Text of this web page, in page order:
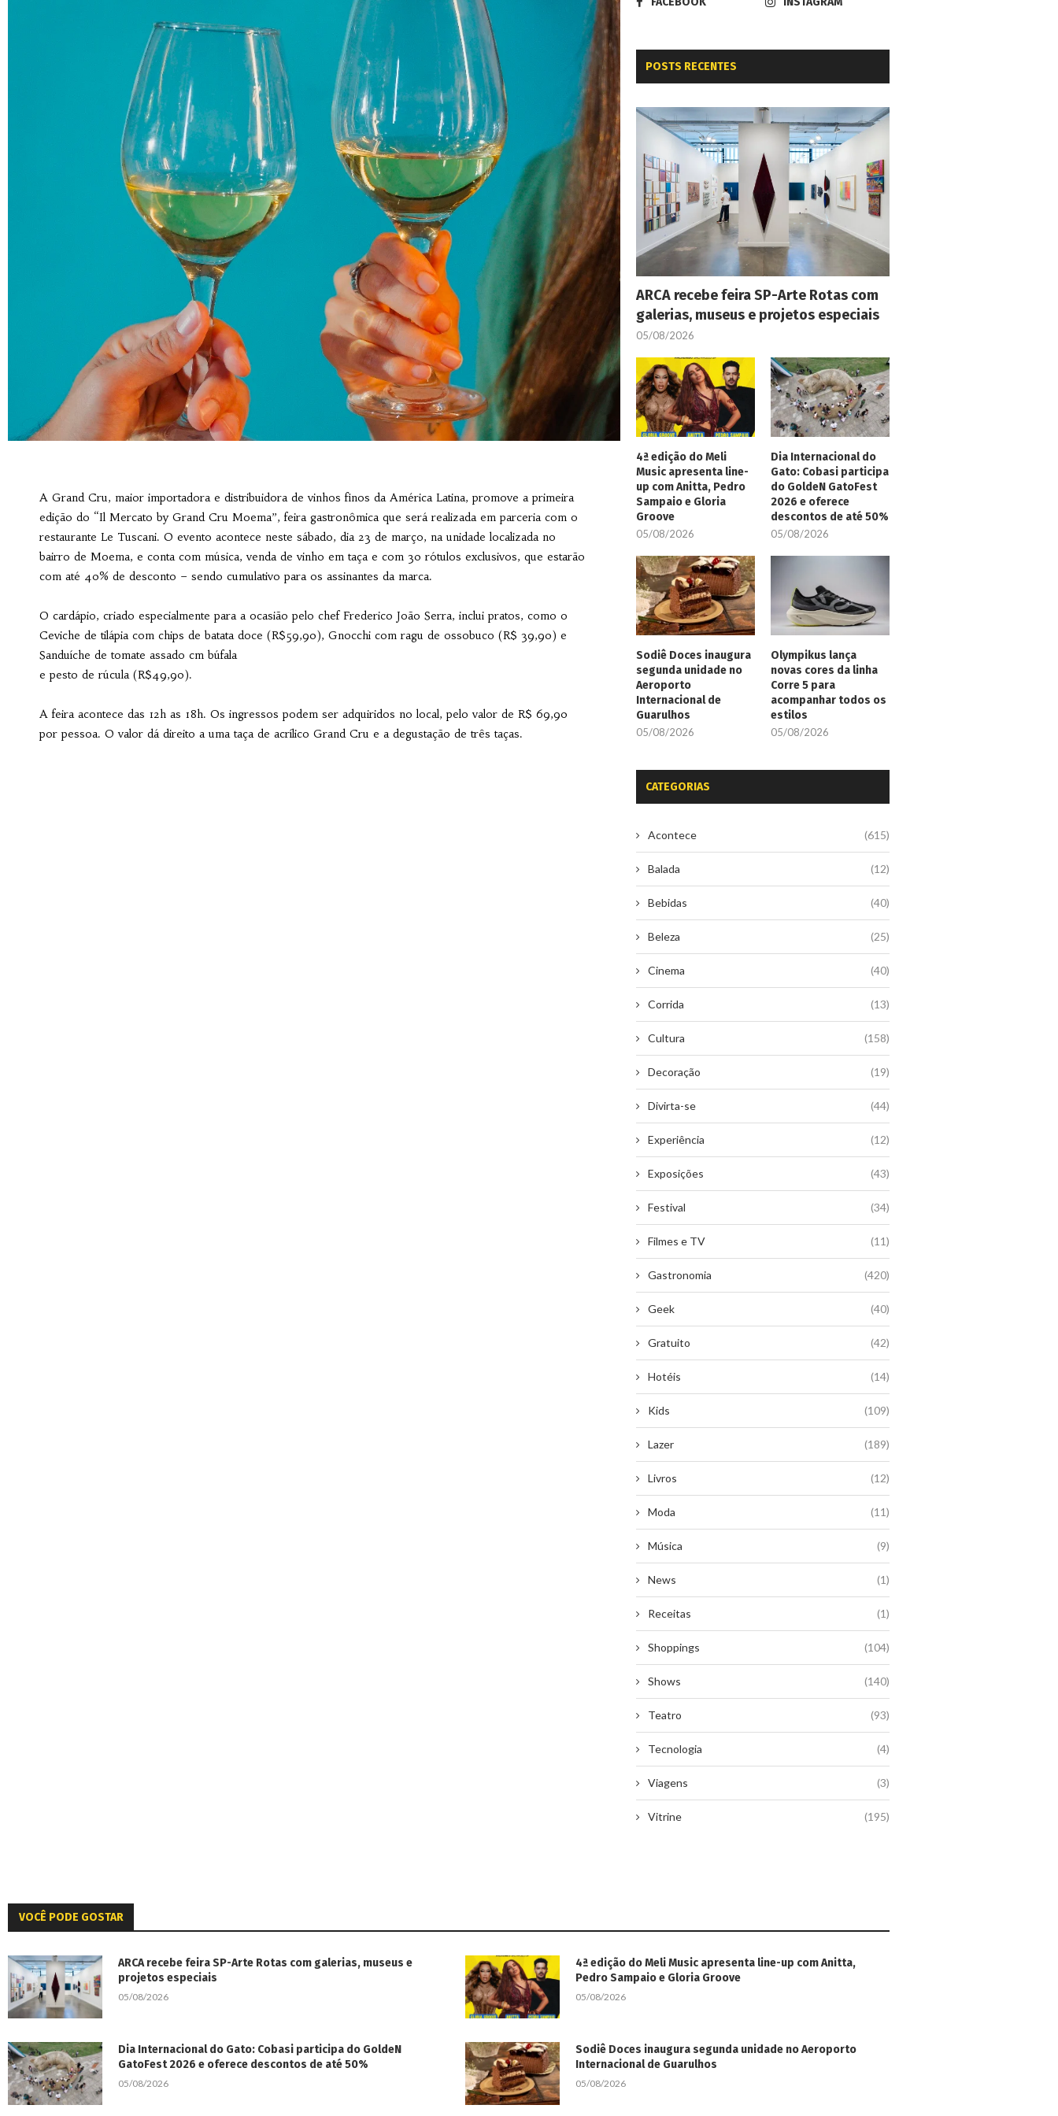
A Grand Cru, maior importadora e distribuidora de vinhos finos da América Latina, promove a primeira
edição do “Il Mercato by Grand Cru Moema”, feira gastronômica que será realizada em parceria com o
restaurante Le Tuscani. O evento acontece neste sábado, dia 23 de março, na unidade localizada no
bairro de Moema, e conta com música, venda de vinho em taça e com 30 rótulos exclusivos, que estarão
com até 40% de desconto – sendo cumulativo para os assinantes da marca.
O cardápio, criado especialmente para a ocasião pelo chef Frederico João Serra, inclui pratos, como o
Ceviche de tilápia com chips de batata doce (R$59,90), Gnocchi com ragu de ossobuco (R$ 39,90) e
Sanduíche de tomate assado cm búfala
e pesto de rúcula (R$49,90).
A feira acontece das 12h as 18h. Os ingressos podem ser adquiridos no local, pelo valor de R$ 69,90
por pessoa. O valor dá direito a uma taça de acrílico Grand Cru e a degustação de três taças.
POSTS RECENTES
ARCA recebe feira SP-Arte Rotas com
galerias, museus e projetos especiais
05/08/2026
4ª edição do Meli
Music apresenta line-
up com Anitta, Pedro
Sampaio e Gloria
Groove
05/08/2026
Dia Internacional do
Gato: Cobasi participa
do GoldeN GatoFest
2026 e oferece
descontos de até 50%
05/08/2026
Sodiê Doces inaugura
segunda unidade no
Aeroporto
Internacional de
Guarulhos
05/08/2026
Olympikus lança
novas cores da linha
Corre 5 para
acompanhar todos os
estilos
05/08/2026
CATEGORIAS
Acontece (615)
Balada (12)
Bebidas (40)
Beleza (25)
Cinema (40)
Corrida (13)
Cultura (158)
Decoração (19)
Divirta-se (44)
Experiência (12)
Exposições (43)
Festival (34)
Filmes e TV (11)
Gastronomia (420)
Geek (40)
Gratuito (42)
Hotéis (14)
Kids (109)
Lazer (189)
Livros (12)
Moda (11)
Música (9)
News (1)
Receitas (1)
Shoppings (104)
Shows (140)
Teatro (93)
Tecnologia (4)
Viagens (3)
Vitrine (195)
VOCÊ PODE GOSTAR
ARCA recebe feira SP-Arte Rotas com galerias, museus e
projetos especiais
05/08/2026
4ª edição do Meli Music apresenta line-up com Anitta,
Pedro Sampaio e Gloria Groove
05/08/2026
Dia Internacional do Gato: Cobasi participa do GoldeN
GatoFest 2026 e oferece descontos de até 50%
05/08/2026
Sodiê Doces inaugura segunda unidade no Aeroporto
Internacional de Guarulhos
05/08/2026